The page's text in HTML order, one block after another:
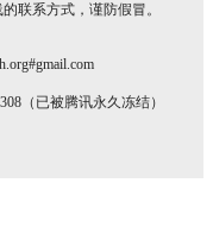
联系方式，谨防假冒。
（已被腾讯永久冻结）